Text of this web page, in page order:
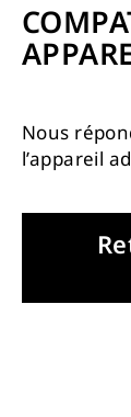
Nous
l’appareil